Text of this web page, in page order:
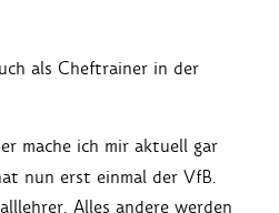
als Cheftrainer in der
mache ich mir aktuell gar
nun erst einmal der VfB.
Alles andere werden